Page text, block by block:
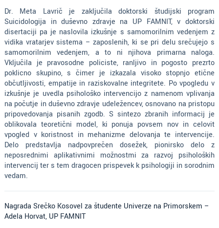
Dr. Meta Lavrič je zaključila doktorski študijski program
Suicidologija in duševno zdravje na UP FAMNIT, v doktorski
disertaciji pa je naslovila izkušnje s samomorilnim vedenjem z
vidika vratarjev sistema – zaposlenih, ki se pri delu srečujejo s
samomorilnim vedenjem, a to ni njihova primarna naloga.
Vključila je pravosodne policiste, ranljivo in pogosto prezrto
poklicno skupino, s čimer je izkazala visoko stopnjo etične
občutljivosti, empatije in raziskovalne integritete. Po vpogledu v
izkušnje je uvedla psihološko intervencijo z namenom vplivanja
na počutje in duševno zdravje udeležencev, osnovano na pristopu
pripovedovanja pisanih zgodb. S sintezo zbranih informacij je
oblikovala teoretični model, ki ponuja povsem nov in celovit
vpogled v koristnost in mehanizme delovanja te intervencije.
Delo predstavlja nadpovprečen dosežek, pionirsko delo z
neposrednimi aplikativnimi možnostmi za razvoj psiholoških
intervencij ter s tem dragocen prispevek k psihologiji in sorodnim
vedam.
Nagrada Srečko Kosovel za študente Univerze na Primorskem –
Adela Horvat, UP FAMNIT